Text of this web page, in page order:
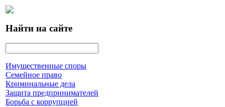
Найти на сайте
Имущественные споры
Семейное право
Криминальные дела
Защита предпринимателей
Борьба с коррупцией